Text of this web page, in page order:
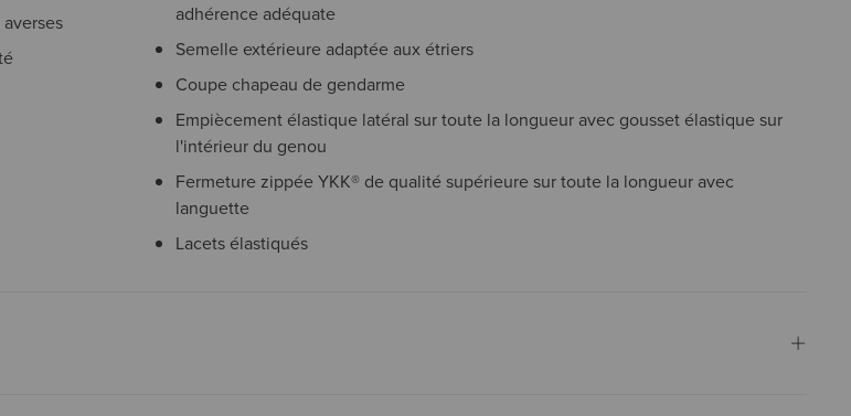
adhérence adéquate
Semelle extérieure adaptée aux étriers
Coupe chapeau de gendarme
Empiècement élastique latéral sur toute la longueur avec gousset élastique sur
l'intérieur du genou
Fermeture zippée YKK® de qualité supérieure sur toute la longueur avec
languette
Lacets élastiqués